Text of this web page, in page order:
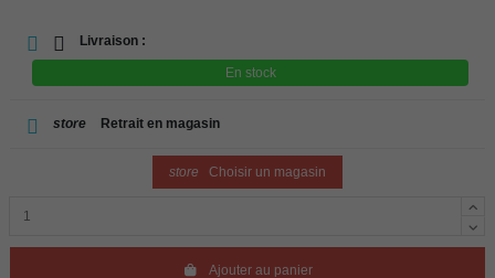
Livraison :
En stock
store Retrait en magasin
store Choisir un magasin
Ajouter au panier